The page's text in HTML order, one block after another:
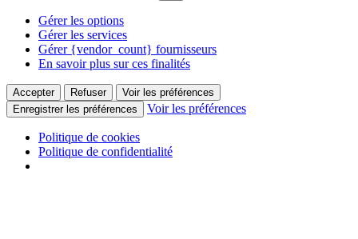
Gérer les options
Gérer les services
Gérer {vendor_count} fournisseurs
En savoir plus sur ces finalités
Accepter Refuser
Voir les préférences
Enregistrer les préférences
Voir les préférences
Politique de cookies
Politique de confidentialité